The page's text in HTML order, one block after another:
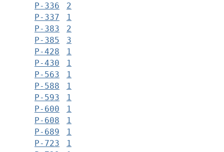
Р-336
2
Р-337
1
Р-383
2
Р-385
3
Р-428
1
Р-430
1
Р-563
1
Р-588
1
Р-593
1
Р-600
1
Р-608
1
Р-689
1
Р-723
1